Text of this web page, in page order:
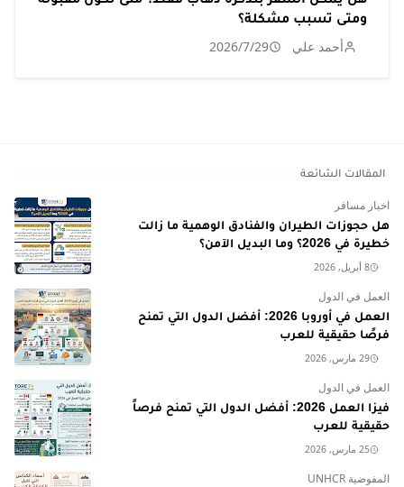
ومتى تسبب مشكلة؟
أحمد علي 2026/7/29
المقالات الشائعة
اخبار مسافر
هل حجوزات الطيران والفنادق الوهمية ما زالت
خطيرة في 2026؟ وما البديل الآمن؟
8 أبريل, 2026
العمل في الدول
العمل في أوروبا 2026: أفضل الدول التي تمنح
فرصًا حقيقية للعرب
29 مارس, 2026
العمل في الدول
فيزا العمل 2026: أفضل الدول التي تمنح فرصاً
حقيقية للعرب
25 مارس, 2026
المفوضية UNHCR